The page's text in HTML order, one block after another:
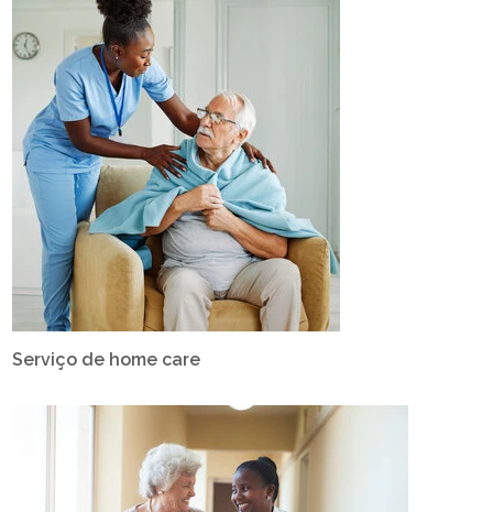
Serviço de home care